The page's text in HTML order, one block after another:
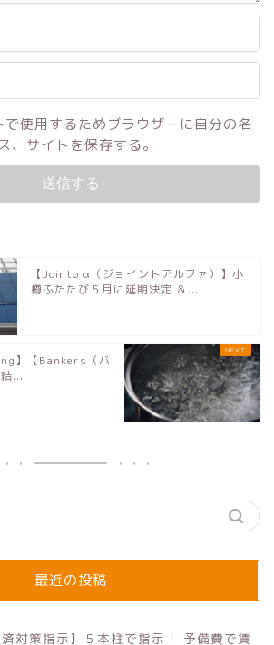
で使用するためブラウザーに自分の名
、サイトを保存する。
【Jointo α（ジョイントアルファ）】小
樽ふたたび５月に延期決定 ＆...
】【Bankers（バ
...
最近の投稿
済対策指示】５本柱で指示！ 予備費で賃